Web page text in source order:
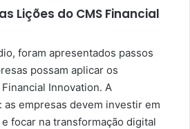
Lições do CMS Financial
foram apresentados passos
possam aplicar os
Innovation. A
as empresas devem investir em
focar na transformação digital